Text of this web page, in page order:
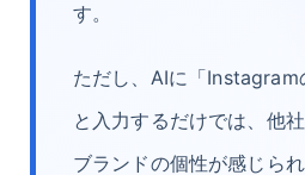
す。
ただし、AIに「Instagram
と入力するだけでは、他
ブランドの個性が感じら